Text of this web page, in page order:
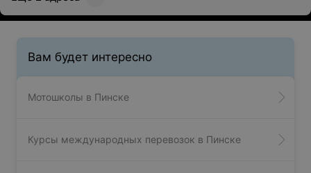
Вам будет интересно
Мотошколы в Пинске
Курсы международных перевозок в Пинске